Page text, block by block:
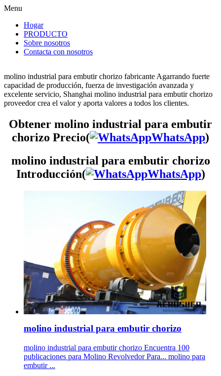
Menu
Hogar
PRODUCTO
Sobre nosotros
Contacta con nosotros
molino industrial para embutir chorizo fabricante Agarrando fuerte
capacidad de producción, fuerza de investigación avanzada y
excelente servicio, Shanghai molino industrial para embutir chorizo
proveedor crea el valor y aporta valores a todos los clientes.
Obtener molino industrial para embutir
chorizo Precio(
WhatsApp)
molino industrial para embutir chorizo
Introducción(
WhatsApp)
molino industrial para embutir chorizo
molino industrial para embutir chorizo Encuentra 100
publicaciones para Molino Revolvedor Para... molino para
embutir ...